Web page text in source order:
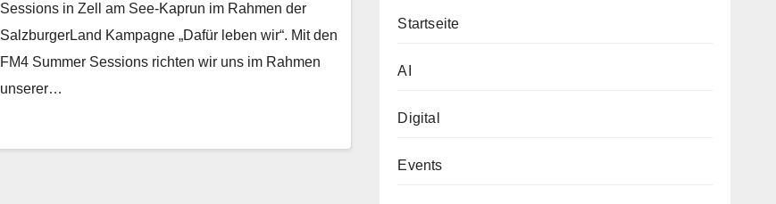
Sessions in Zell am See-Kaprun im Rahmen der
SalzburgerLand Kampagne „Dafür leben wir“. Mit den
FM4 Summer Sessions richten wir uns im Rahmen
unserer…
Startseite
AI
Digital
Events